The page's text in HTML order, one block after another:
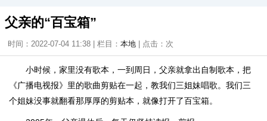
父亲的“百宝箱”
时间：2022-07-04 11:38 | 栏目： 本地 | 点击： 次
小时候，家里没有歌本，一到周日，父亲就拿出自制歌本，把
《广播电视报》里的歌曲剪贴在一起，教我们三姐妹唱歌。我们三
个姐妹没事就翻看那厚厚的剪贴本，就像打开了百宝箱。